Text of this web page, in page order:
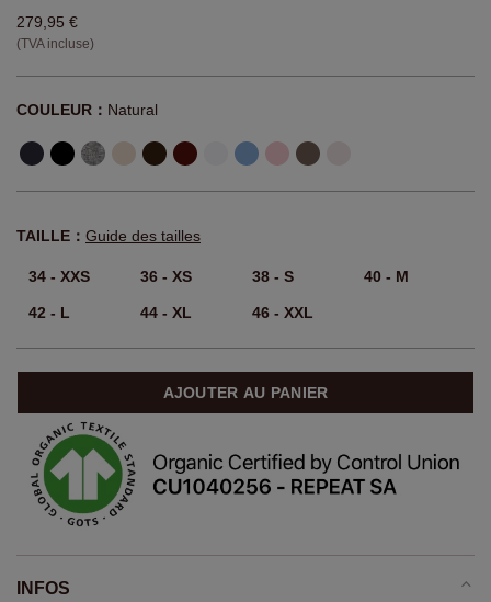
279,95 €
(TVA incluse)
COULEUR： Natural
TAILLE： Guide des tailles
34 - XXS 36 - XS 38 - S 40 - M
42 - L 44 - XL 46 - XXL
AJOUTER AU PANIER
INFOS